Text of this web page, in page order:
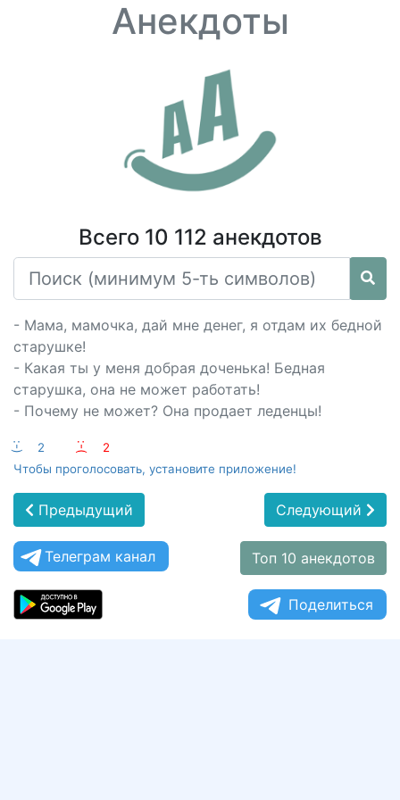
Анекдоты
Всего 10 112 анекдотов
- Мама, мамочка, дай мне денег, я отдам их бедной
старушке!
- Какая ты у меня добрая доченька! Бедная
старушка, она не может работать!
- Почему не может? Она продает леденцы!
:-) 2 :-(
2
Чтобы проголосовать, установите приложение!
Предыдущий Следующий
Телеграм канал Топ 10 анекдотов
Поделиться